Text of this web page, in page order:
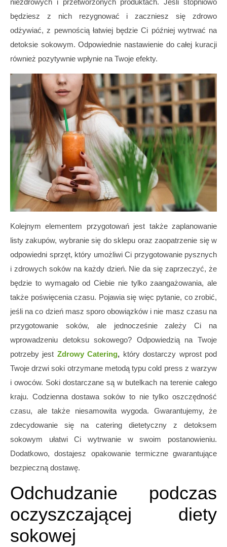
niezdrowych i przetworzonych produktach. Jeśli stopniowo
będziesz z nich rezygnować i zaczniesz się zdrowo
odżywiać, z pewnością łatwiej będzie Ci później wytrwać na
detoksie sokowym. Odpowiednie nastawienie do całej kuracji
również pozytywnie wpłynie na Twoje efekty.
Kolejnym elementem przygotowań jest także zaplanowanie
listy zakupów, wybranie się do sklepu oraz zaopatrzenie się w
odpowiedni sprzęt, który umożliwi Ci przygotowanie pysznych
i zdrowych soków na każdy dzień. Nie da się zaprzeczyć, że
będzie to wymagało od Ciebie nie tylko zaangażowania, ale
także poświęcenia czasu. Pojawia się więc pytanie, co zrobić,
jeśli na co dzień masz sporo obowiązków i nie masz czasu na
przygotowanie soków, ale jednocześnie zależy Ci na
wprowadzeniu detoksu sokowego? Odpowiedzią na Twoje
potrzeby jest Zdrowy Catering, który dostarczy wprost pod
Twoje drzwi soki otrzymane metodą typu cold press z warzyw
i owoców. Soki dostarczane są w butelkach na terenie całego
kraju. Codzienna dostawa soków to nie tylko oszczędność
czasu, ale także niesamowita wygoda. Gwarantujemy, że
zdecydowanie się na catering dietetyczny z detoksem
sokowym ułatwi Ci wytrwanie w swoim postanowieniu.
Dodatkowo, dostajesz opakowanie termiczne gwarantujące
bezpieczną dostawę.
Odchudzanie podczas
oczyszczającej diety
sokowej